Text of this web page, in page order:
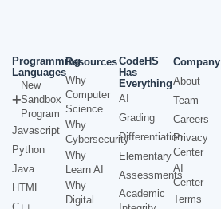
Programming
Languages
New
Sandbox
Program
Javascript
Python
Java
HTML
Resources
Why
Computer
Science
Why
Cybersecurity
Why
Learn AI
Why
Digital
CodeHS
Has
Everything
AI
Grading
Differentiation
Elementary
Assessments
Academic
Company
About
Team
Careers
Privacy
Center
AI
Center
Terms